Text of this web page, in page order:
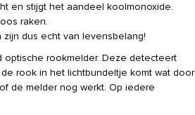
en stijgt het aandeel koolmonoxide.
raken.
dus echt van levensbelang!
rookmelder. Deze detecteert
rook in het lichtbundeltje komt wat door
de melder nog werkt. Op iedere